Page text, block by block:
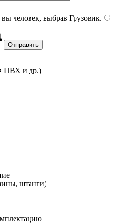
человек, выбрав Грузовик.
ПВХ и др.)
штанги)